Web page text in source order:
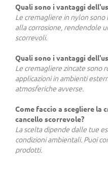
Quali sono i vantaggi
Le cremagliere in nylon
alla corrosione, rendendole
scorrevoli.
Quali sono i vantaggi
Le cremagliere zincate sono
applicazioni in ambienti
atmosferiche avverse.
Come faccio a scegliere la
cancello scorrevole?
La scelta dipende dalle tue
condizioni ambientali. Puoi
prodotti.